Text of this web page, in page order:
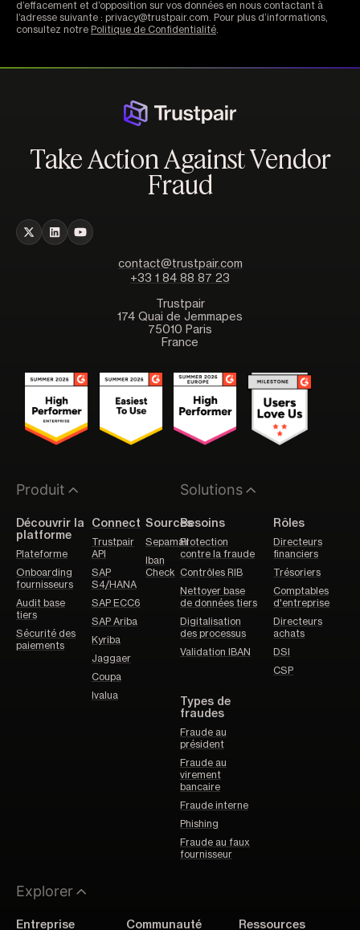
d’effacement et d’opposition sur vos données en nous contactant à
l’adresse suivante : privacy@trustpair.com. Pour plus d’informations,
consultez notre Politique de Confidentialité
Take Action Against Vendor
Fraud
contact@trustpair.com
+33 1 84 88 87 23
Trustpair
174 Quai de Jemmapes
75010 Paris
France
Produit
Découvrir la
platforme
Plateforme
Onboarding
fournisseurs
Audit base
tiers
Sécurité des
paiements
Connect
Trustpair
API
SAP
S4/HANA
SAP ECC6
SAP Ariba
Kyriba
Jaggaer
Coupa
Ivalua
Sources
Sepamail
Iban
Check
Solutions
Besoins
Protection
contre la fraude
Contrôles RIB
Nettoyer base
de données tiers
Digitalisation
des processus
Validation IBAN
Rôles
Directeurs
financiers
Trésoriers
Comptables
d'entreprise
Directeurs
achats
DSI
CSP
Types de
fraudes
Fraude au
président
Fraude au
virement
bancaire
Fraude interne
Phishing
Fraude au faux
fournisseur
Explorer
Entreprise Communauté Ressources